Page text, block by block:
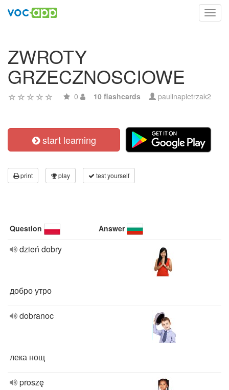
ZWROTY
GRZECZNOSCIOWE
0 10 flashcards paulinapietrzak2
start learning
print play test yourself
Question Answer
dzień dobry
добро утро
dobranoc
лека нощ
proszę